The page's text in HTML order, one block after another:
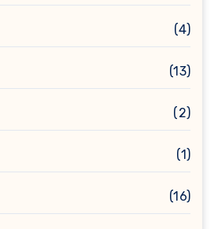
(4)
(13)
(2)
(1)
(16)